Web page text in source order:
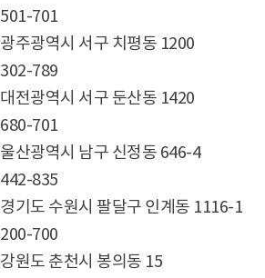
501-701
광주광역시 서구 치평동 1200
302-789
대전광역시 서구 둔산동 1420
680-701
울산광역시 남구 신정동 646-4
442-835
경기도 수원시 팔달구 인계동 1116-1
200-700
강원도 춘천시 봉의동 15